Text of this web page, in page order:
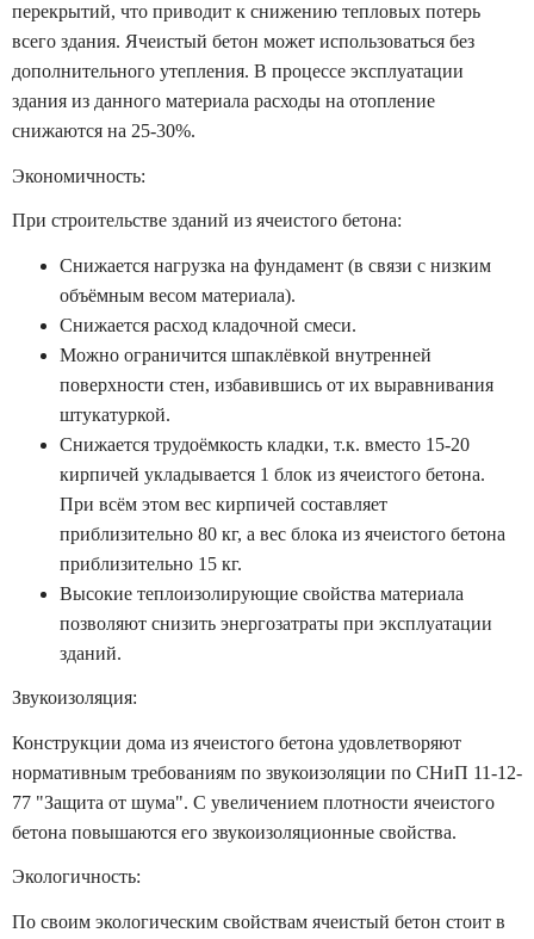
перекрытий, что приводит к снижению тепловых потерь
всего здания. Ячеистый бетон может использоваться без
дополнительного утепления. В процессе эксплуатации
здания из данного материала расходы на отопление
снижаются на 25-30%.
Экономичность:
При строительстве зданий из ячеистого бетона:
Снижается нагрузка на фундамент (в связи с низким
объёмным весом материала).
Снижается расход кладочной смеси.
Можно ограничится шпаклёвкой внутренней
поверхности стен, избавившись от их выравнивания
штукатуркой.
Снижается трудоёмкость кладки, т.к. вместо 15-20
кирпичей укладывается 1 блок из ячеистого бетона.
При всём этом вес кирпичей составляет
приблизительно 80 кг, а вес блока из ячеистого бетона
приблизительно 15 кг.
Высокие теплоизолирующие свойства материала
позволяют снизить энергозатраты при эксплуатации
зданий.
Звукоизоляция:
Конструкции дома из ячеистого бетона удовлетворяют
нормативным требованиям по звукоизоляции по СНиП 11-12-
77 "Защита от шума". С увеличением плотности ячеистого
бетона повышаются его звукоизоляционные свойства.
Экологичность:
По своим экологическим свойствам ячеистый бетон стоит в